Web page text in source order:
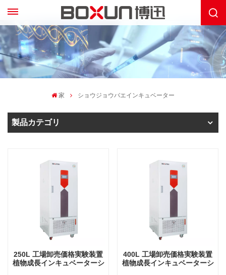
家 ショウジョウバエインキュベーター
製品カテゴリ
250L 工場卸売価格実験装置
植物成長インキュベーターシ
400L 工場卸売価格実験装置
植物成長インキュベーターシ